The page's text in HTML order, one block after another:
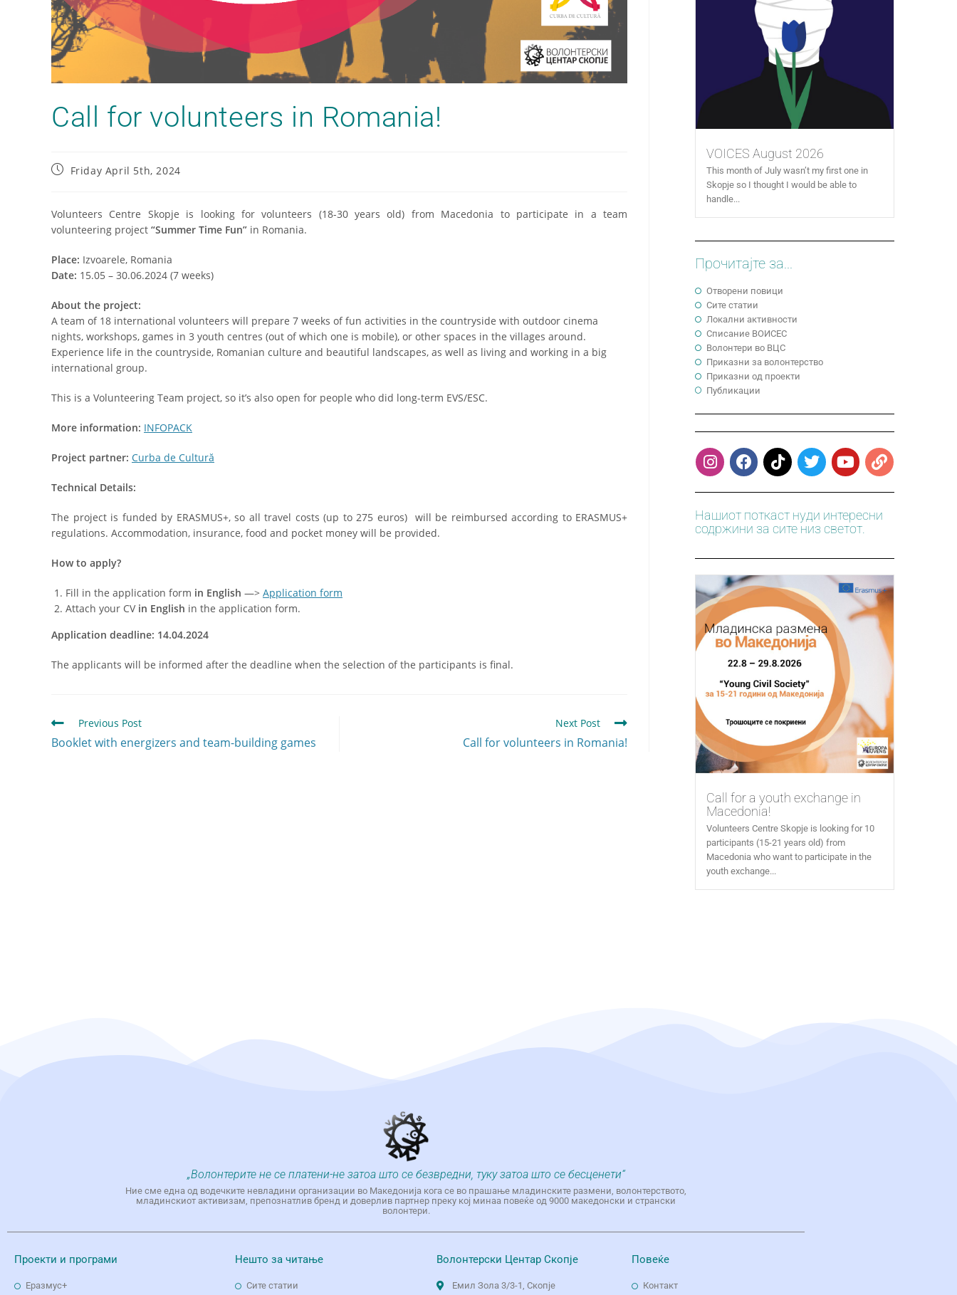
Call for volunteers in Romania!
Friday April 5th, 2024
Volunteers Centre Skopje is looking for volunteers (18-30 years old) from Macedonia to participate in a team
volunteering project “Summer Time Fun” in Romania.
Place: Izvoarele, Romania
Date: 15.05 – 30.06.2024 (7 weeks)
About the project:
A team of 18 international volunteers will prepare 7 weeks of fun activities in the countryside with outdoor cinema
nights, workshops, games in 3 youth centres (out of which one is mobile), or other spaces in the villages around.
Experience life in the countryside, Romanian culture and beautiful landscapes, as well as living and working in a big
international group.
This is a Volunteering Team project, so it’s also open for people who did long-term EVS/ESC.
More information: INFOPACK
Project partner: Curba de Cultură
Technical Details:
The project is funded by ERASMUS+, so all travel costs (up to 275 euros) will be reimbursed according to ERASMUS+
regulations. Accommodation, insurance, food and pocket money will be provided.
How to apply?
Fill in the application form in English —> Application form
Attach your CV in English in the application form.
Application deadline: 14.04.2024
The applicants will be informed after the deadline when the selection of the participants is final.
Previous Post
Booklet with energizers and team-building games
Next Post
Call for volunteers in Romania!
VOICES August 2026
This month of July wasn’t my first one in
Skopje so I thought I would be able to
handle...
Прочитајте за...
Отворени повици
Сите статии
Локални активности
Cписание ВОИСЕС
Волонтери во ВЦС
Приказни за волонтерство
Приказни од проекти
Публикации
Нашиот поткаст нуди интересни
содржини за сите низ светот.
Call for a youth exchange in
Macedonia!
Volunteers Centre Skopje is looking for 10
participants (15-21 years old) from
Macedonia who want to participate in the
youth exchange...
„Волонтерите не се платени-не затоа што се безвредни, туку затоа што се бесценети“
Ние сме една од водечките невладини организации во Македонија кога се во прашање младинските размени, волонтерството,
младинскиот активизам, препознатлив бренд и доверлив партнер преку кој минаа повеќе од 9000 македонски и странски
волонтери.
Проекти и програми
Еразмус+
Нешто за читање
Сите статии
Волонтерски Центар Скопје
Емил Зола 3/3-1, Скопје
Повеќе
Контакт